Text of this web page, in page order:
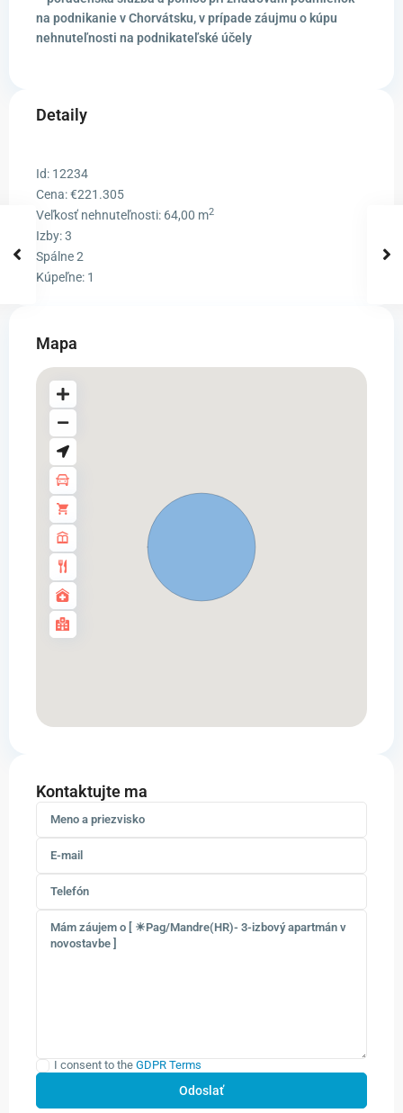
na podnikanie v Chorvátsku, v prípade záujmu o kúpu
nehnuteľnosti na podnikateľské účely
Detaily
Id: 12234
Cena:€221.305
Veľkosť nehnuteľnosti: 64,00 m2
Izby:3
Spálne2
Kúpeľne: 1
Mapa
Kontaktujte ma
I consent to the GDPR Terms